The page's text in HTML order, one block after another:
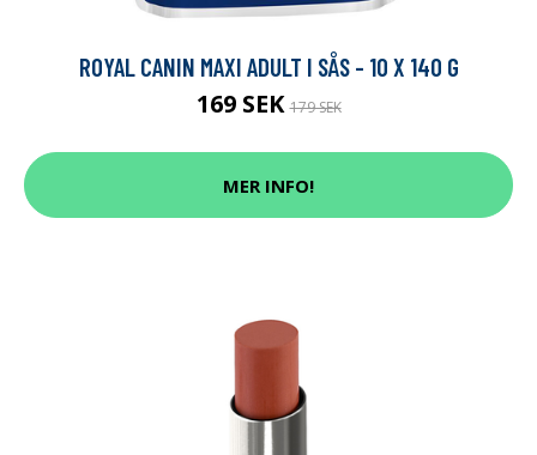
ROYAL CANIN MAXI ADULT I SÅS - 10 X 140 G
169 SEK179 SEK
MER INFO!